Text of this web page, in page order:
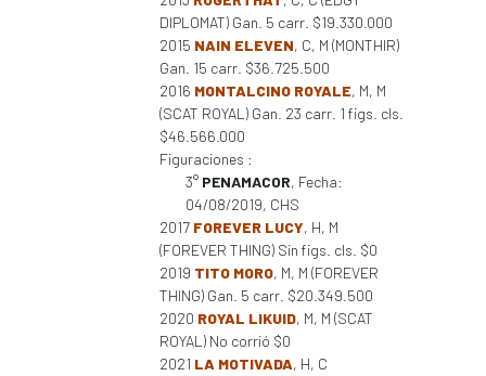
DIPLOMAT) Gan. 5 carr. $19.330.000
2015 NAIN ELEVEN, C, M (MONTHIR)
Gan. 15 carr. $36.725.500
2016 MONTALCINO ROYALE, M, M
(SCAT ROYAL) Gan. 23 carr. 1 figs. cls.
$46.566.000
Figuraciones :
3° PENAMACOR, Fecha:
04/08/2019, CHS
2017 FOREVER LUCY, H, M
(FOREVER THING) Sin figs. cls. $0
2019 TITO MORO, M, M (FOREVER
THING) Gan. 5 carr. $20.349.500
2020 ROYAL LIKUID, M, M (SCAT
ROYAL) No corrió $0
2021 LA MOTIVADA, H, C